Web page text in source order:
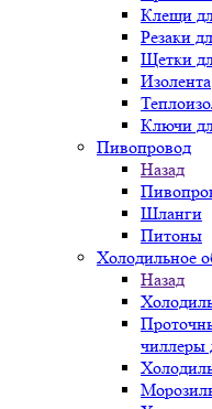
Клещи
Резаки
Щетки
Изолента
Ключи
Пивопровод
Назад
Шланги
Питоны
Холодильное
Назад
чиллеры